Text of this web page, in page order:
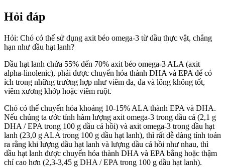
Hỏi đáp
Hỏi: Chó có thể sử dụng axit béo omega-3 từ dầu thực vật, chẳng
hạn như dầu hạt lanh?
Dầu hạt lanh chứa 55% đến 70% axit béo omega-3 ALA (axit
alpha-linolenic), phải được chuyển hóa thành DHA và EPA để có
ích trong những trường hợp như viêm da, da và lông không tốt,
viêm xương khớp hoặc viêm ruột.
Chó có thể chuyển hóa khoảng 10-15% ALA thành EPA và DHA.
Nếu chúng ta ước tính hàm lượng axit omega-3 trong dầu cá (2,1 g
DHA / EPA trong 100 g dầu cá hồi) và axit omega-3 trong dầu hạt
lanh (23,0 g ALA trong 100 g dầu hạt lanh), thì rất dễ dàng tính toán
ra rằng khi lượng dầu hạt lanh và lượng dầu cá hồi như nhau, thì
dầu hạt lanh được chuyển hóa thành DHA và EPA bằng hoặc thậm
chí cao hơn (2,3-3,45 g DHA / EPA trong 100 g dầu hạt lanh).